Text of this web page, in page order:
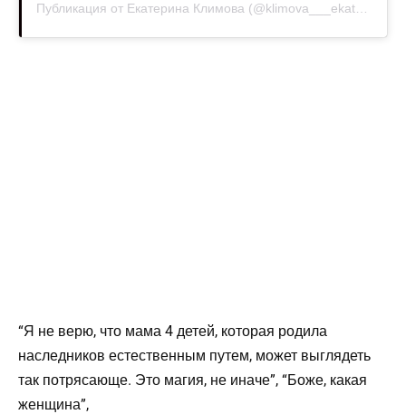
Публикация от Екатерина Климова (@klimova___ekaterina)
“Я не верю, что мама 4 детей, которая родила
наследников естественным путем, может выглядеть
так потрясающе. Это магия, не иначе”, “Боже, какая
женщина”,